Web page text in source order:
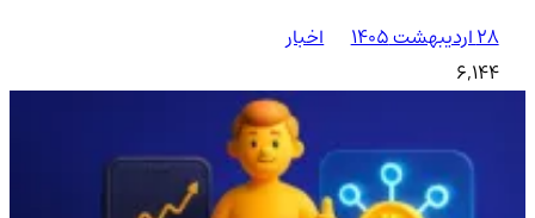
۲۸ اردیبهشت ۱۴۰۵
اخبار
6,144